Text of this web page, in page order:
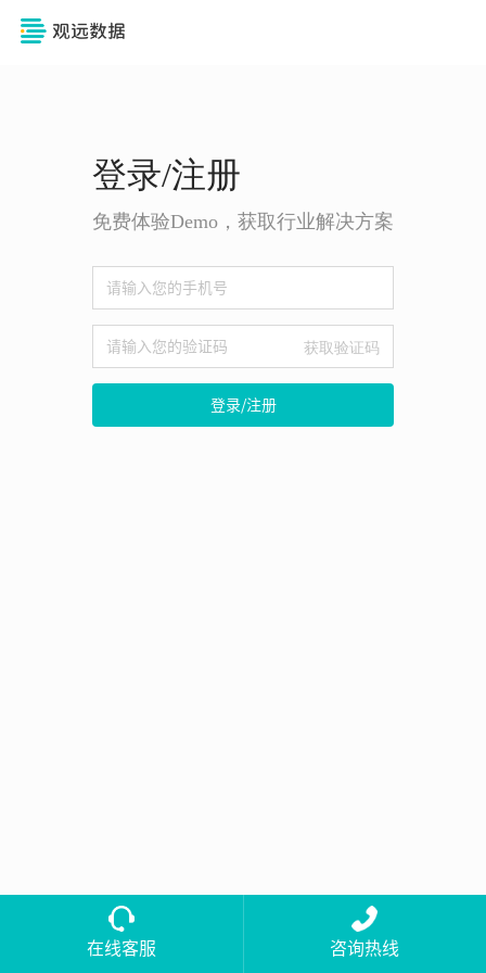
登录/注册
免费体验Demo，获取行业解决方案
获取验证码
登录/注册
在线客服 咨询热线